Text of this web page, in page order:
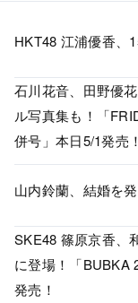
HKT48 江浦優香、
石川花音、田野優
ル写真集も！「
併号」本日5/1発売！
山内鈴蘭、結婚を発
SKE48 篠原京香、
に登場！「BUBKA
発売！